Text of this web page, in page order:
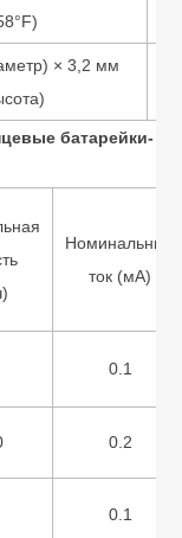
× 3,2 мм
батарейки-
Номинальный
ток (мА)
0.1
0.2
0.1